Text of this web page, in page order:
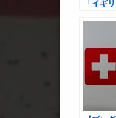
「イギ